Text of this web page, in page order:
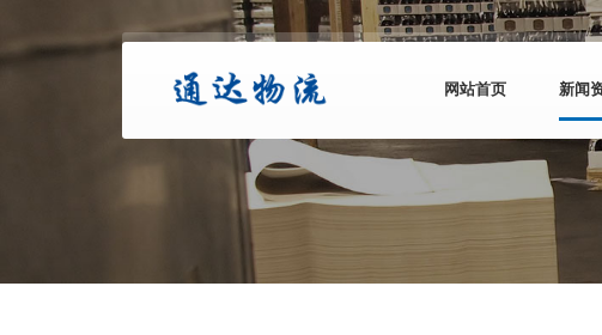
网站首页 新闻